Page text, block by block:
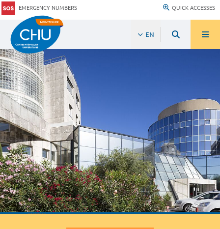
EMERGENCY NUMBERS QUICK ACCESSES
EN